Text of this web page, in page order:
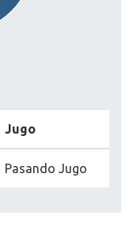
Jugo
Pasando Jugo